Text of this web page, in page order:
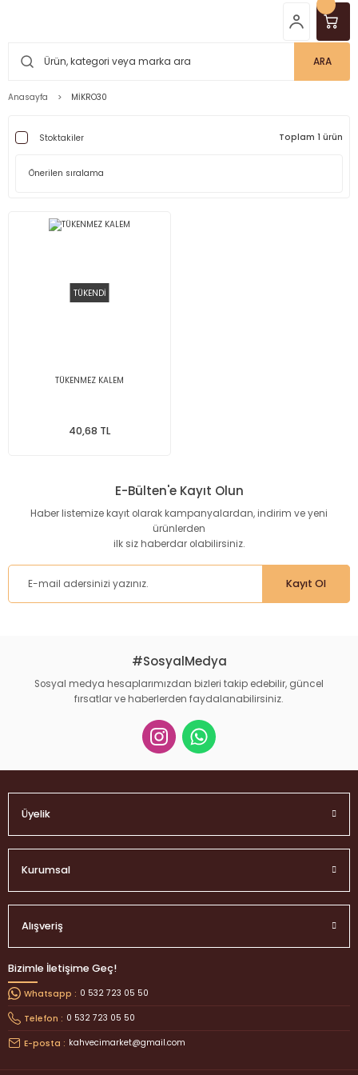
ARA
Anasayfa MİKRO30
Stoktakiler Toplam 1 ürün
TÜKENDİ
TÜKENMEZ KALEM
40,68 TL
E-Bülten'e Kayıt Olun
Haber listemize kayıt olarak kampanyalardan, indirim ve yeni
ürünlerden
ilk siz haberdar olabilirsiniz.
Kayıt Ol
#SosyalMedya
Sosyal medya hesaplarımızdan bizleri takip edebilir, güncel
fırsatlar ve haberlerden faydalanabilirsiniz.
Üyelik
Kurumsal
Alışveriş
Bizimle İletişime Geç!
Whatsapp : 0 532 723 05 50
Telefon : 0 532 723 05 50
E-posta : kahvecimarket@gmail.com